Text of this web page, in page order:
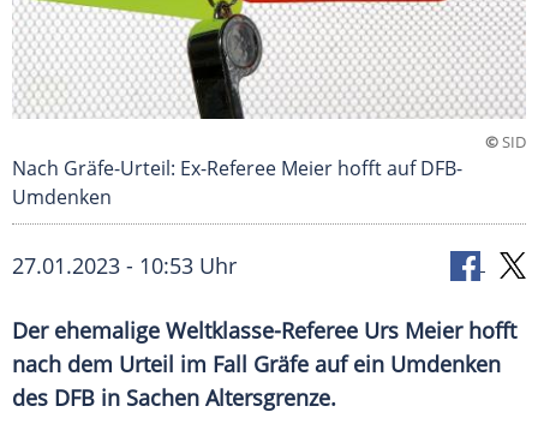
©SID
Nach Gräfe-Urteil: Ex-Referee Meier hofft auf DFB-
Umdenken
27.01.2023 - 10:53 Uhr
Der ehemalige Weltklasse-Referee Urs Meier hofft
nach dem Urteil im Fall Gräfe auf ein Umdenken
des DFB in Sachen Altersgrenze.